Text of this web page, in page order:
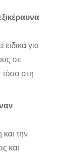
ειδικά για
σε
τόσο στη
την
και